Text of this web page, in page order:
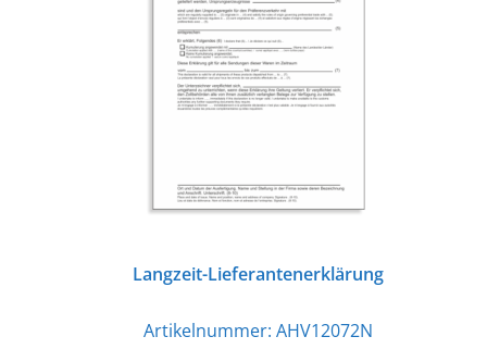
Langzeit-Lieferantenerklärung
Artikelnummer:AHV12072N